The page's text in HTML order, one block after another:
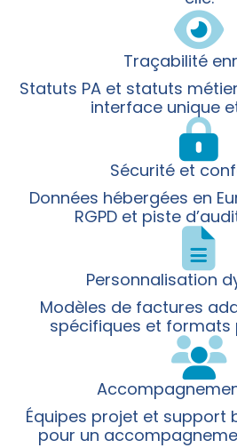
Traçabilité
Statuts PA et statuts
interface unique
Sécurité et
Données hébergées en
RGPD et piste
Personnalisation
Modèles de factures
spécifiques et formats
Équipes projet et support
pour un